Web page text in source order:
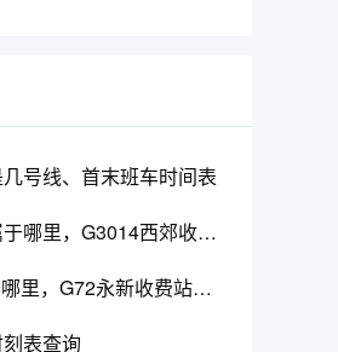
号线、首末班车时间表
G3014西郊收费站属于哪里，G3014西郊收费站入口的详细地址
G72永新收费站属于哪里，G72永新收费站入口的详细地址
表查询